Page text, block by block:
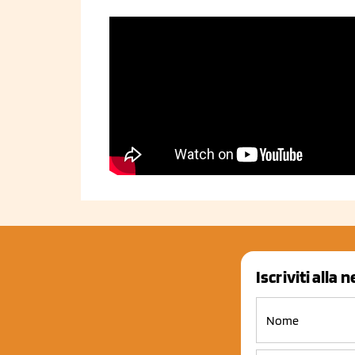
Iscriviti alla